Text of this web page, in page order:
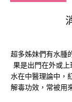
超多姊妹們有水腫
果是出門在外或
水在中醫理論中，
解毒功效，常被用